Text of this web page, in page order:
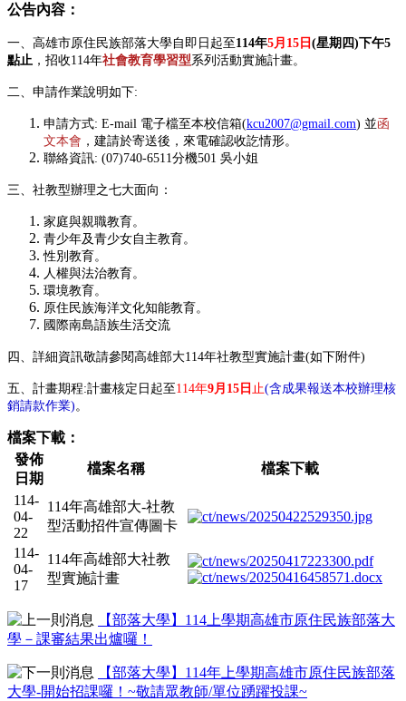
公告內容：
一、高雄市原住民族部落大學自即日起至 114年5 月 15 日 (星期四)下午5
點止 ，招收114年社會教育學習型 系列活動實施計畫。
二、申請作業說明如下:
申請方式: E-mail 電子檔至本校信箱(kcu2007@gmail.com) 並函
文本會 ， 建請於寄送後，來電確認收訖情形。
聯絡資訊: (07)740-6511分機501 吳小姐
三、社教型辦理之七大面向：
家庭與親職教育。
青少年及青少女自主教育。
性別教育。
人權與法治教育。
環境教育。
原住民族海洋文化知能教育。
國際南島語族生活交流
四、詳細資訊敬請參閱高雄部大114年社教型實施計畫(如下附件)
五、計畫期程:計畫核定日起至 114年9月15日 止(含成果報送本校辦理核
銷請款作業) 。
檔案下載：
發佈
日期
檔案名稱 檔案下載
114-
04-
22
114年高雄部大-社教
型活動招件宣傳圖卡
114-
04-
17
114年高雄部大社教
型實施計畫
【部落大學】114上學期高雄市原住民族部落大
學－課審結果出爐囉！
【部落大學】114年上學期高雄市原住民族部落
大學-開始招課囉！~敬請眾教師/單位踴躍投課~